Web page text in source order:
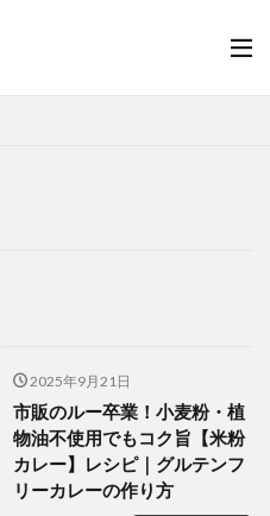
2025年9月21日
市販のルー卒業！小麦粉・植
物油不使用でもコク旨【米粉
カレー】レシピ｜グルテンフ
リーカレーの作り方